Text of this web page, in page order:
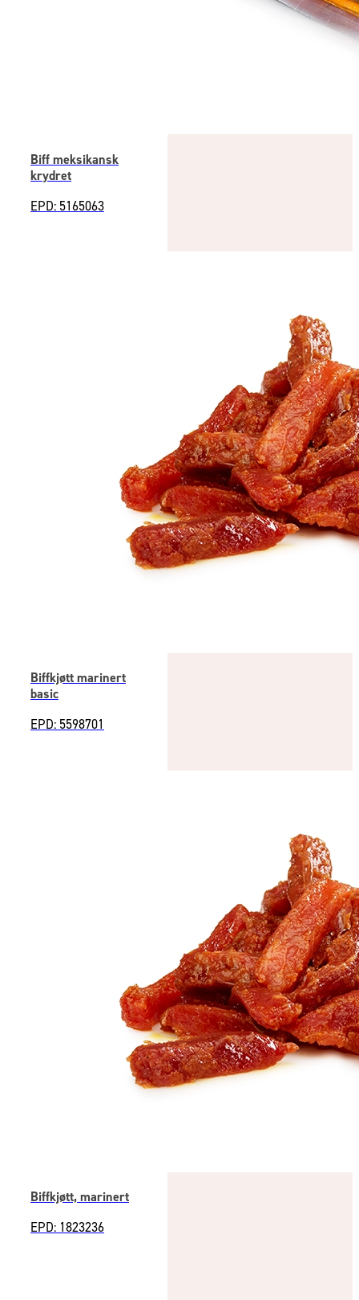
Biff meksikansk
krydret
EPD: 5165063
Biffkjøtt marinert
basic
EPD: 5598701
Biffkjøtt, marinert
EPD: 1823236